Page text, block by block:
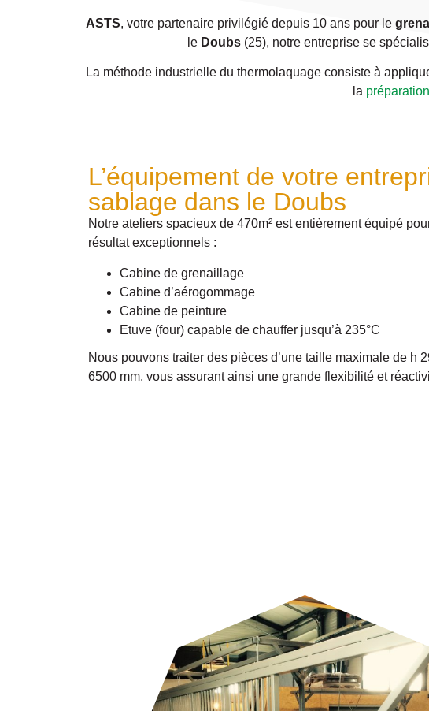
ASTS, votre partenaire privilégié depuis 10 ans pour le
le Doubs (25), notre entreprise se
La méthode industrielle du thermolaquage consiste à
la
L’équipement de votre
sablage dans le Doubs
Notre ateliers spacieux de 470m² est entièrement équipé
résultat exceptionnels :
Cabine de grenaillage
Cabine d’aérogommage
Cabine de peinture
Etuve (four) capable de chauffer jusqu’à 235°C
Nous pouvons traiter des pièces d’une taille maximale de h
6500 mm, vous assurant ainsi une grande flexibilité et